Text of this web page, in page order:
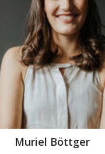
Muriel Böttger